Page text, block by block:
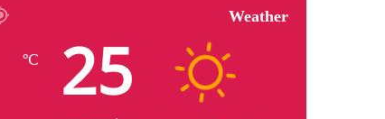
Weather
25
℃